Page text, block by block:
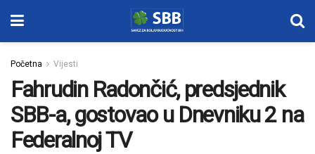
Početna Vijesti
Fahrudin Radončić, predsjednik
SBB-a, gostovao u Dnevniku 2 na
Federalnoj TV